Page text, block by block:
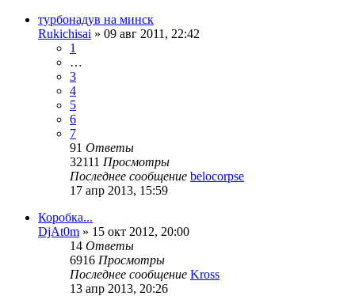
турбонадув на минск
Rukichisai » 09 авг 2011, 22:42
1
…
3
4
5
6
7
91 Ответы
32111 Просмотры
Последнее сообщение belocorpse
17 апр 2013, 15:59
Коробка...
DjAt0m » 15 окт 2012, 20:00
14 Ответы
6916 Просмотры
Последнее сообщение Kross
13 апр 2013, 20:26